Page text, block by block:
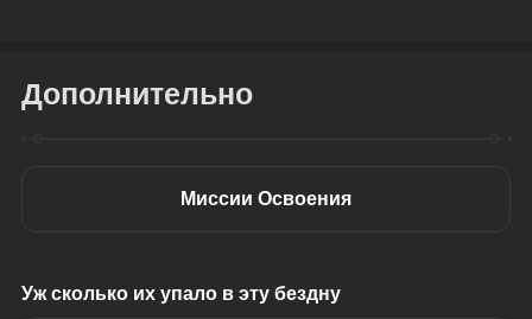
Дополнительно
Миссии Освоения
Уж сколько их упало в эту бездну